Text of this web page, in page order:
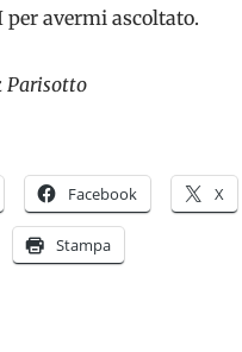
per avermi ascoltato.
Parisotto
Facebook X
Stampa